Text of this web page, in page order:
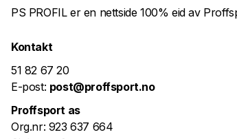
PS PROFIL er en nettside 100% eid av
Kontakt
51 82 67 20
E-post: post@proffsport.no
Proffsport as
Org.nr: 923 637 664